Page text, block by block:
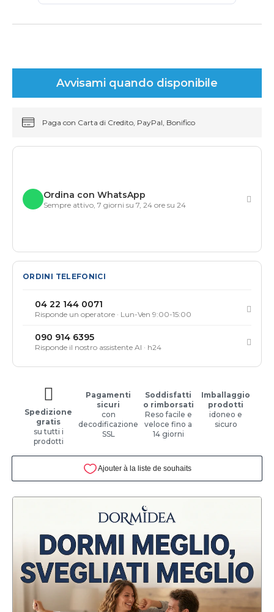
Avvisami quando disponibile
Paga con Carta di Credito, PayPal, Bonifico
Ordina con WhatsApp
Sempre attivo, 7 giorni su 7, 24 ore su 24
ORDINI TELEFONICI
04 22 144 0071
Risponde un operatore · Lun-Ven 9:00-15:00
090 914 6395
Risponde il nostro assistente AI · h24
Spedizione
gratis
su tutti i
prodotti
Pagamenti
sicuri
con
decodificazione
SSL
Soddisfatti
o rimborsati
Reso facile e
veloce fino a
14 giorni
Imballaggio
prodotti
idoneo e
sicuro